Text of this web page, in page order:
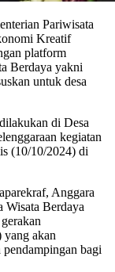
Pariwisata
Kreatif
platform
Berdaya yakni
untuk desa
di Desa
kegiatan
(10/10/2024) di
Anggara
Wisata Berdaya
yang akan
bagi